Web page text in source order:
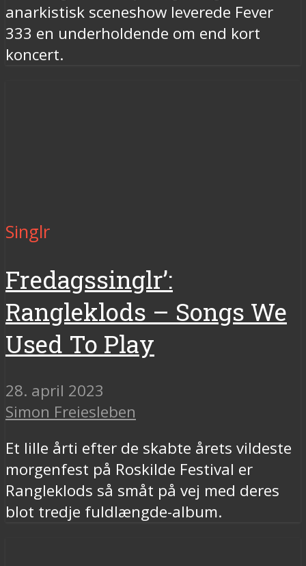
anarkistisk sceneshow leverede Fever
333 en underholdende om end kort
koncert.
Singlr
Fredagssinglr’:
Rangleklods – Songs We
Used To Play
28. april 2023
Simon Freiesleben
Et lille årti efter de skabte årets vildeste
morgenfest på Roskilde Festival er
Rangleklods så småt på vej med deres
blot tredje fuldlængde-album.